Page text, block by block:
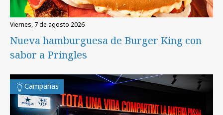
viernes, 7 de agosto 2026
Nueva hamburguesa de Burger King con
sabor a Pringles
Campañas